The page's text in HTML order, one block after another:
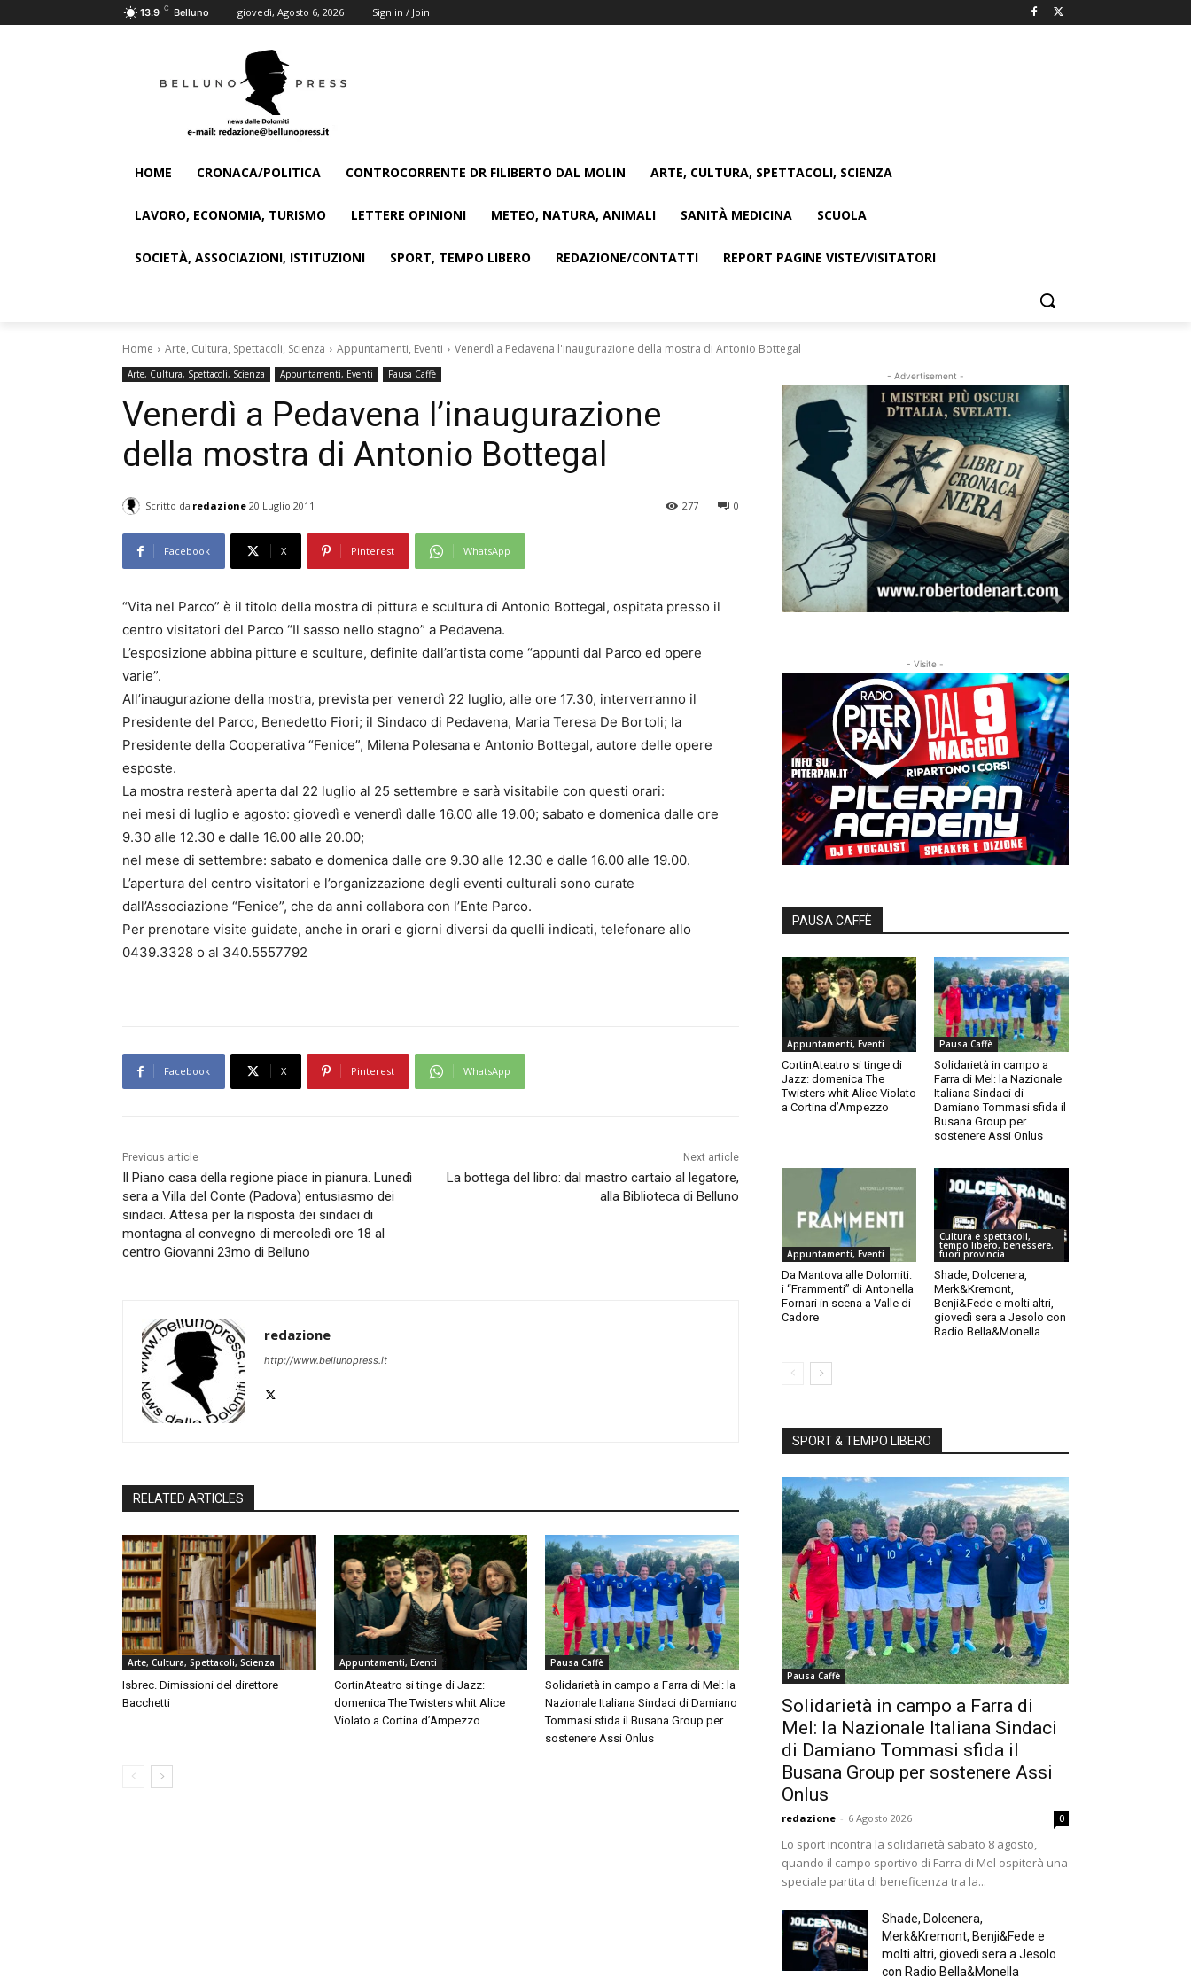
13.9 C Belluno giovedì, Agosto 6, 2026 Sign in / Join
HOME CRONACA/POLITICA CONTROCORRENTE DR FILIBERTO DAL MOLIN ARTE, CULTURA, SPETTACOLI, SCIENZA
LAVORO, ECONOMIA, TURISMO LETTERE OPINIONI METEO, NATURA, ANIMALI SANITÀ MEDICINA SCUOLA
SOCIETÀ, ASSOCIAZIONI, ISTITUZIONI SPORT, TEMPO LIBERO REDAZIONE/CONTATTI REPORT PAGINE VISTE/VISITATORI
Home Arte, Cultura, Spettacoli, Scienza Appuntamenti, Eventi Venerdì a Pedavena l'inaugurazione della mostra di Antonio Bottegal
Arte, Cultura, Spettacoli, Scienza Appuntamenti, Eventi Pausa Caffè
Venerdì a Pedavena l’inaugurazione
della mostra di Antonio Bottegal
Scritto da redazione 20 Luglio 2011 0
277
Facebook X Pinterest WhatsApp
“Vita nel Parco” è il titolo della mostra di pittura e scultura di Antonio Bottegal, ospitata presso il
centro visitatori del Parco “Il sasso nello stagno” a Pedavena.
L’esposizione abbina pitture e sculture, definite dall’artista come “appunti dal Parco ed opere
varie”.
All’inaugurazione della mostra, prevista per venerdì 22 luglio, alle ore 17.30, interverranno il
Presidente del Parco, Benedetto Fiori; il Sindaco di Pedavena, Maria Teresa De Bortoli; la
Presidente della Cooperativa “Fenice”, Milena Polesana e Antonio Bottegal, autore delle opere
esposte.
La mostra resterà aperta dal 22 luglio al 25 settembre e sarà visitabile con questi orari:
nei mesi di luglio e agosto: giovedì e venerdì dalle 16.00 alle 19.00; sabato e domenica dalle ore
9.30 alle 12.30 e dalle 16.00 alle 20.00;
nel mese di settembre: sabato e domenica dalle ore 9.30 alle 12.30 e dalle 16.00 alle 19.00.
L’apertura del centro visitatori e l’organizzazione degli eventi culturali sono curate
dall’Associazione “Fenice”, che da anni collabora con l’Ente Parco.
Per prenotare visite guidate, anche in orari e giorni diversi da quelli indicati, telefonare allo
0439.3328 o al 340.5557792
Facebook X Pinterest WhatsApp
Previous article
Il Piano casa della regione piace in pianura. Lunedì
sera a Villa del Conte (Padova) entusiasmo dei
sindaci. Attesa per la risposta dei sindaci di
montagna al convegno di mercoledì ore 18 al
centro Giovanni 23mo di Belluno
Next article
La bottega del libro: dal mastro cartaio al legatore,
alla Biblioteca di Belluno
redazione
http://www.bellunopress.it
RELATED ARTICLES
Arte, Cultura, Spettacoli, Scienza
Isbrec. Dimissioni del direttore
Bacchetti
Appuntamenti, Eventi
CortinAteatro si tinge di Jazz:
domenica The Twisters whit Alice
Violato a Cortina d’Ampezzo
Pausa Caffè
Solidarietà in campo a Farra di Mel: la
Nazionale Italiana Sindaci di Damiano
Tommasi sfida il Busana Group per
sostenere Assi Onlus
- Advertisement -
- Visite -
PAUSA CAFFÈ
Appuntamenti, Eventi
CortinAteatro si tinge di
Jazz: domenica The
Twisters whit Alice Violato
a Cortina d’Ampezzo
Pausa Caffè
Solidarietà in campo a
Farra di Mel: la Nazionale
Italiana Sindaci di
Damiano Tommasi sfida il
Busana Group per
sostenere Assi Onlus
Appuntamenti, Eventi
Da Mantova alle Dolomiti:
i “Frammenti” di Antonella
Fornari in scena a Valle di
Cadore
Cultura e spettacoli,
tempo libero, benessere,
fuori provincia
Shade, Dolcenera,
Merk&Kremont,
Benji&Fede e molti altri,
giovedì sera a Jesolo con
Radio Bella&Monella
SPORT & TEMPO LIBERO
Pausa Caffè
Solidarietà in campo a Farra di
Mel: la Nazionale Italiana Sindaci
di Damiano Tommasi sfida il
Busana Group per sostenere Assi
Onlus
redazione - 6 Agosto 2026 0
Lo sport incontra la solidarietà sabato 8 agosto,
quando il campo sportivo di Farra di Mel ospiterà una
speciale partita di beneficenza tra la...
Shade, Dolcenera,
Merk&Kremont, Benji&Fede e
molti altri, giovedì sera a Jesolo
con Radio Bella&Monella